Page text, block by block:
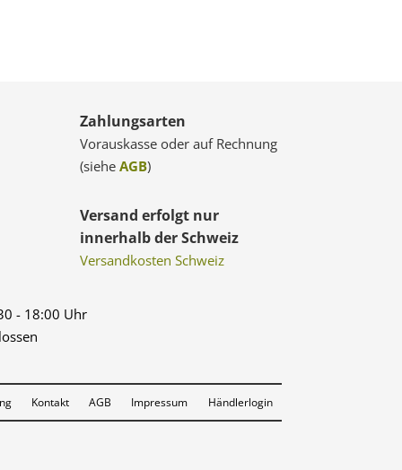
Zahlungsarten
Vorauskasse oder auf Rechnung
(sieheAGB)
Versand erfolgt nur
innerhalb der Schweiz
Versandkosten Schweiz
- 18:00 Uhr
Kontakt AGB Impressum Händlerlogin